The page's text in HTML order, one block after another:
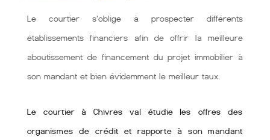
Le courtier s'oblige à prospecter différents
établissements financiers afin de offrir la meilleure
aboutissement de financement du projet immobilier à
son mandant et bien évidemment le meilleur taux.
Le courtier à Chivres val étudie les offres des
organismes de crédit et rapporte à son mandant